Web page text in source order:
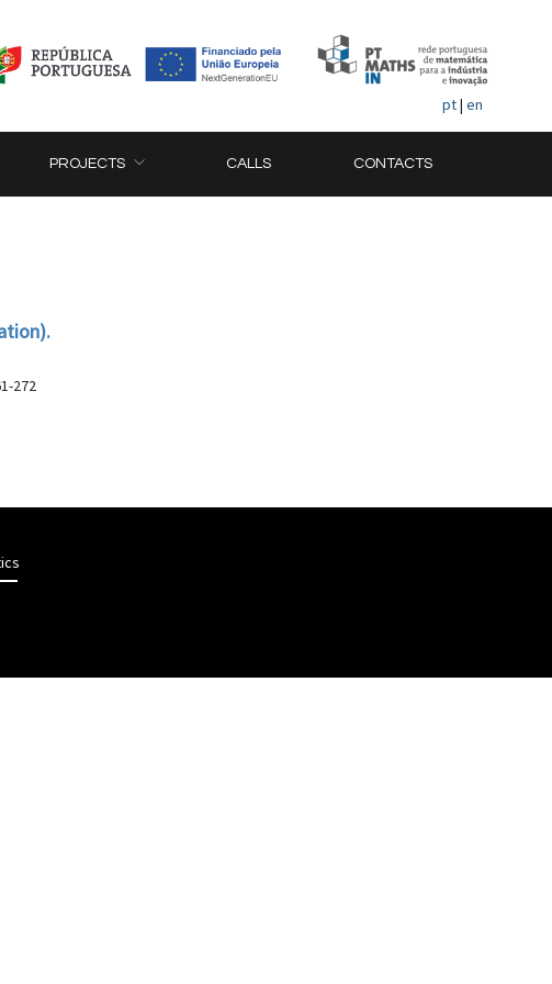
pt| en
PROJECTS CALLS CONTACTS
272